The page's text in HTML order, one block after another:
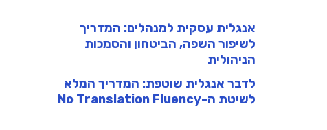
אנגלית עסקית למנהלים: המדריך
לשיפור השפה, הביטחון והסמכות
הניהולית
לדבר אנגלית שוטפת: המדריך המלא
לשיטת ה-No Translation Fluency